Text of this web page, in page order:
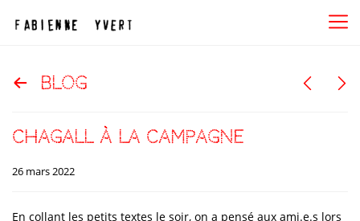
blog
Chagall à la campagne
26 mars 2022
En collant les petits textes le soir, on a pensé aux ami.e.s lors